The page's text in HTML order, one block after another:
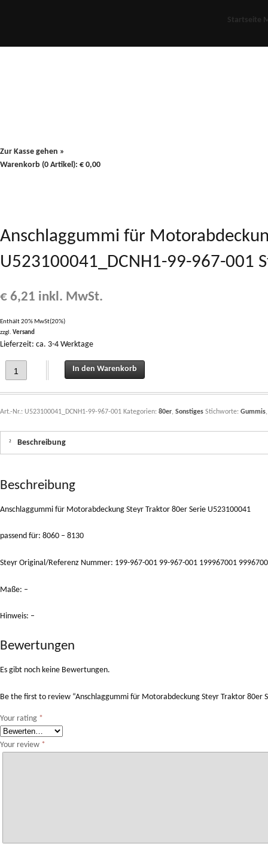
Startseite
Zur Kasse gehen »
Warenkorb (0 Artikel): € 0,00
Anschlaggummi für
U523100041_DCNH1-99-967-001
€ 6,21 inkl. MwSt.
Enthält 20% MwSt(20%)
zzgl. Versand
Lieferzeit: ca. 3-4 Werktage
Anschlaggummi für Motorabdeckung Steyr Traktor 80er Serie
In den Warenkorb
Art.-Nr.: U523100041_DCNH1-99-967-001 Kategorien: 80er, Sonstiges Stichworte: Gummis
Beschreibung
Beschreibung
Anschlaggummi für Motorabdeckung Steyr Traktor 80er Serie U523100041
passend für: 8060 – 8130
Steyr Original/Referenz Nummer: 199-967-001 99-967-001 199967001
Maße: –
Hinweis: –
Bewertungen
Es gibt noch keine Bewertungen.
Be the first to review “Anschlaggummi für Motorabdeckung Steyr Traktor 80er
Your rating *
Your review *